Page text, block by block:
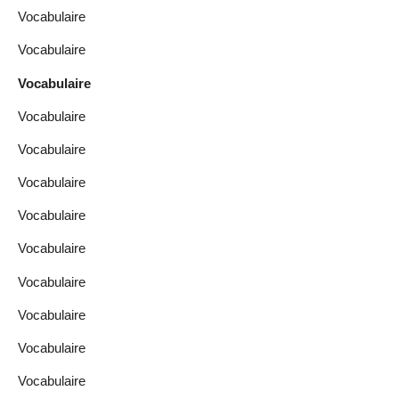
Vocabulaire
Vocabulaire
Vocabulaire
Vocabulaire
Vocabulaire
Vocabulaire
Vocabulaire
Vocabulaire
Vocabulaire
Vocabulaire
Vocabulaire
Vocabulaire